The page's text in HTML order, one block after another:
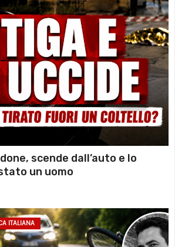
scende dall’auto e lo
un uomo
ITALIANA